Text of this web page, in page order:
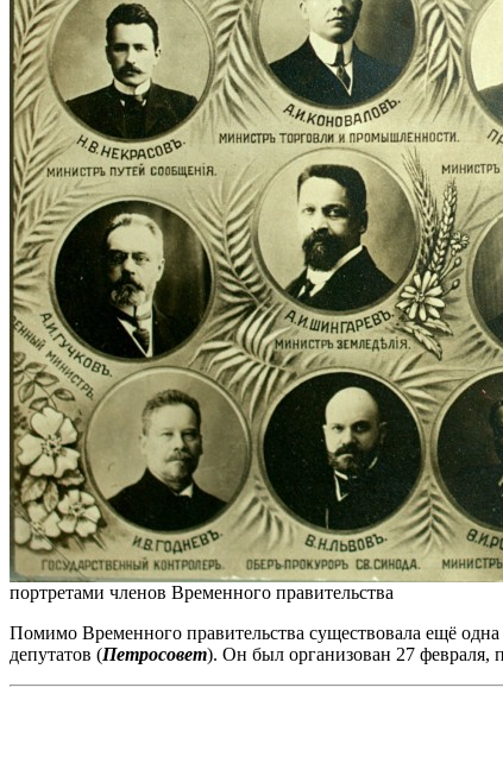
портретами членов Временного правительства
Помимо Временного правительства существовала ещё
депутатов (Петросовет). Он был организован 27 февраля,